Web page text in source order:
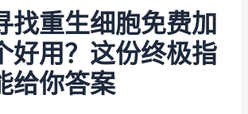
找重生细胞免费加
好用？这份终极指
给你答案